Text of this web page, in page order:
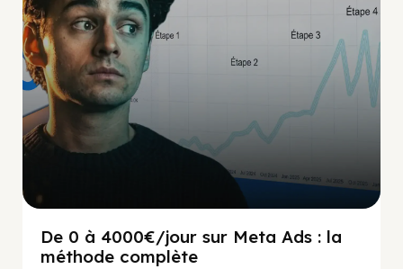
De 0 à 4000€/jour sur Meta Ads : la
méthode complète